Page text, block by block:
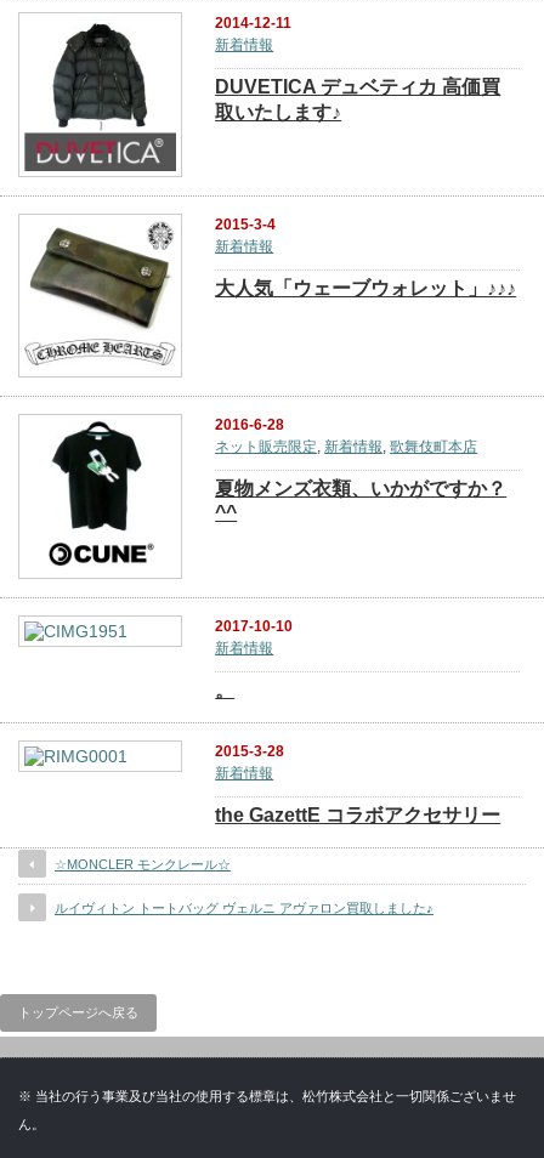
2014-12-11
新着情報
DUVETICA デュベティカ 高価買
取いたします♪
2015-3-4
新着情報
大人気「ウェーブウォレット」♪♪♪
2016-6-28
ネット販売限定, 新着情報,歌舞伎町本店
夏物メンズ衣類、いかがですか？
^^
2017-10-10
新着情報
。
2015-3-28
新着情報
the GazettE コラボアクセサリー
☆MONCLER モンクレール☆
ルイヴィトン トートバッグ ヴェルニ アヴァロン買取しました♪
トップページへ戻る
※ 当社の行う事業及び当社の使用する標章は、松竹株式会社と一切関係ございませ
ん。